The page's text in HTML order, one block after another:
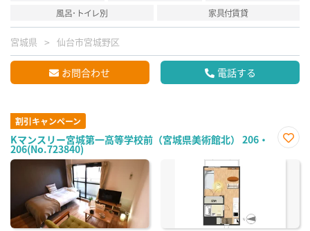
風呂･トイレ別
家具付賃貸
宮城県 仙台市宮城野区
お問合わせ 電話する
割引キャンペーン
Kマンスリー宮城第一高等学校前（宮城県美術館北） 206・
206(No.723840)
に入